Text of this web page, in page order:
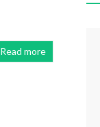
Read more